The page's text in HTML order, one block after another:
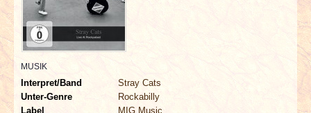
SPECIALS
REDAKTION
LINKS
MUSIK
Interpret/Band
Stray Cats
Unter-Genre
Rockabilly
Label
MIG Music